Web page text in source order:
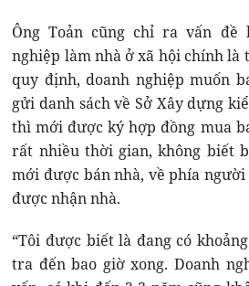
Ông Toản cũng chỉ ra vấn đề
nghiệp làm nhà ở xã hội chính là
quy định, doanh nghiệp muốn
gửi danh sách về Sở Xây dựng
thì mới được ký hợp đồng mua
rất nhiều thời gian, không biết
mới được bán nhà, về phía
được nhận nhà.
“Tôi được biết là đang có
tra đến bao giờ xong. Doanh